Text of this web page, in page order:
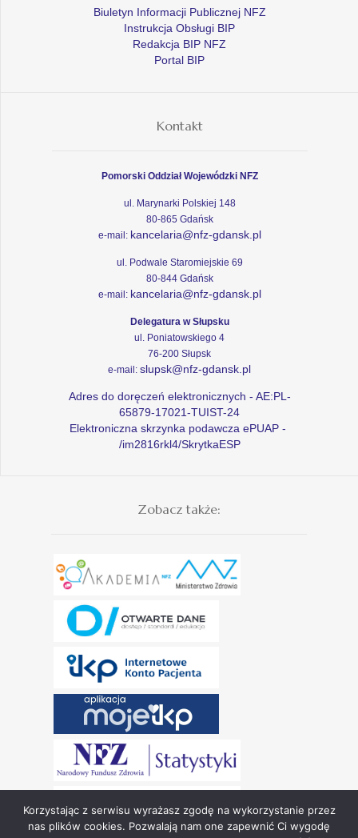
Biuletyn Informacji Publicznej NFZ
Instrukcja Obsługi BIP
Redakcja BIP NFZ
Portal BIP
Kontakt
Pomorski Oddział Wojewódzki NFZ
ul. Marynarki Polskiej 148
80-865 Gdańsk
e-mail: kancelaria@nfz-gdansk.pl
ul. Podwale Staromiejskie 69
80-844 Gdańsk
e-mail: kancelaria@nfz-gdansk.pl
Delegatura w Słupsku
ul. Poniatowskiego 4
76-200 Słupsk
e-mail: slupsk@nfz-gdansk.pl
Adres do doręczeń elektronicznych - AE:PL-
65879-17021-TUIST-24
Elektroniczna skrzynka podawcza ePUAP -
/im2816rkl4/SkrytkaESP
Zobacz także:
Korzystając z serwisu wyrażasz zgodę na wykorzystanie przez
nas plików cookies. Pozwalają nam one zapewnić Ci wygodę